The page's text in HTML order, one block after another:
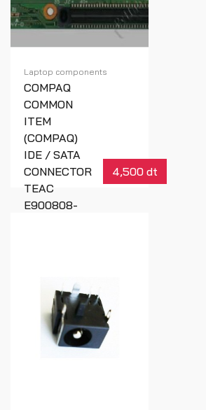
Laptop components
COMPAQ
COMMON
ITEM
(COMPAQ)
IDE / SATA
CONNECTOR
TEAC
E900808-
4,500 dt